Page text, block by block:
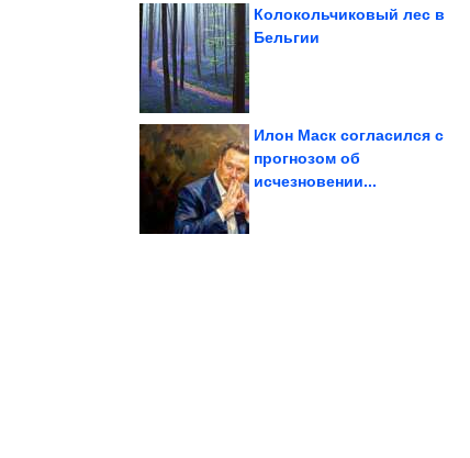
Актрисы-красавицы,
Колокольчиковый лес в
Бельгии
Илон Маск согласился с
прогнозом об
исчезновении...